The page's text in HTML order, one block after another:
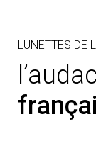
LUNETTES DE